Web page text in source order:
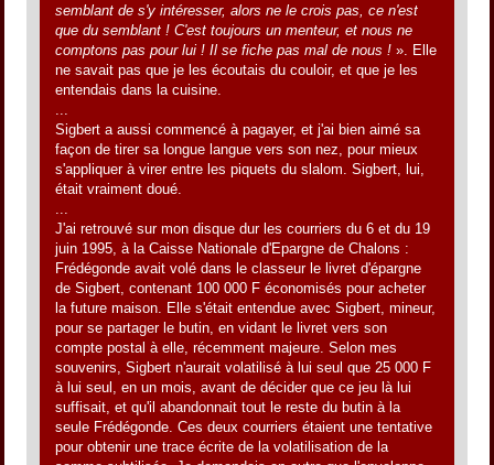
semblant de s'y intéresser, alors ne le crois pas, ce n'est
que du semblant ! C'est toujours un menteur, et nous ne
comptons pas pour lui ! Il se fiche pas mal de nous !». Elle
ne savait pas que je les écoutais du couloir, et que je les
entendais dans la cuisine.
Sigbert a aussi commencé à pagayer, et j'ai bien aimé sa
façon de tirer sa longue langue vers son nez, pour mieux
s'appliquer à virer entre les piquets du slalom. Sigbert, lui,
était vraiment doué.
J'ai retrouvé sur mon disque dur les courriers du 6 et du 19
juin 1995, à la Caisse Nationale d'Epargne de Chalons :
Frédégonde avait volé dans le classeur le livret d'épargne
de Sigbert, contenant 100 000 F économisés pour acheter
la future maison. Elle s'était entendue avec Sigbert, mineur,
pour se partager le butin, en vidant le livret vers son
compte postal à elle, récemment majeure. Selon mes
souvenirs, Sigbert n'aurait volatilisé à lui seul que 25 000 F
à lui seul, en un mois, avant de décider que ce jeu là lui
suffisait, et qu'il abandonnait tout le reste du butin à la
seule Frédégonde. Ces deux courriers étaient une tentative
pour obtenir une trace écrite de la volatilisation de la